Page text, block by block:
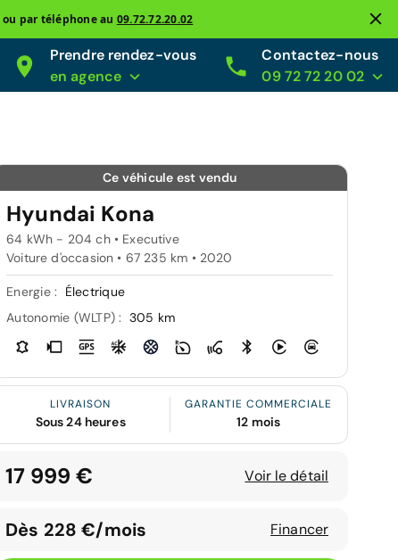
ou par téléphone au 09.72.72.20.02
Prendre rendez-vous
en agence
Contactez-nous
09 72 72 20 02
Ce véhicule est vendu
Hyundai Kona
64 kWh - 204 ch • Executive
Voiture d'occasion • 67 235 km • 2020
Energie :
Électrique
Autonomie (WLTP) : 305 km
LIVRAISON
Sous 24 heures
GARANTIE COMMERCIALE
12 mois
17 999 € Voir le détail
Dès 228 €/mois Financer